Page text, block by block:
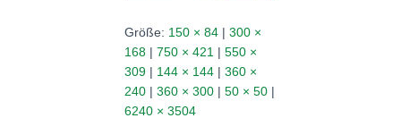
Größe: 150 × 84 | 300 ×
168 | 750 × 421 | 550 ×
309 | 144 × 144 | 360 ×
240 | 360 × 300 | 50 × 50 |
6240 × 3504